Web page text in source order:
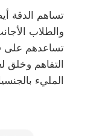
تساهم الدقة
والطلاب
تساعدهم على
التفاهم وخلق
المليء